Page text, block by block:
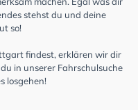
stehst du und deine
so!
findest, erklären wir dir
in unserer Fahrschulsuche
losgehen!